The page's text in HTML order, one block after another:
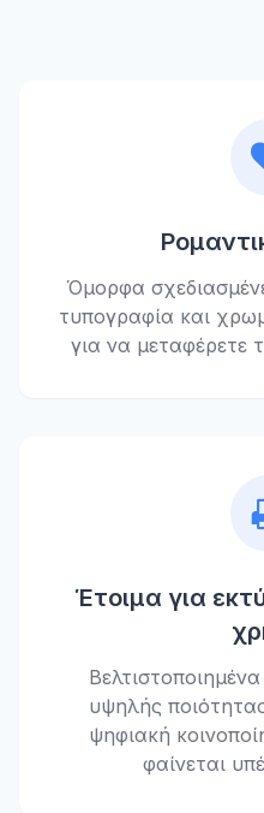
Όμορφα
τυπογραφία και
για να μεταφέρετε
Έτοιμα για
υψηλής
ψηφιακή
φαίνεται